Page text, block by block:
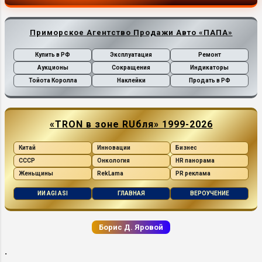
Приморское Агентство Продажи Авто «ПАПА»
Купить в РФ
Аукционы
Тойота Королла
Эксплуатация
Сокращения
Наклейки
Ремонт
Индикаторы
Продать в РФ
«TRON в зоне RUбля» 1999-2026
Китай
СССР
Женьщины
Инновации
Онкология
RekLama
Бизнес
HR панорама
PR реклама
ИИ AGI ASI ГЛАВНАЯ ВЕРОУЧЕНИЕ
Борис Д. Яровой
.